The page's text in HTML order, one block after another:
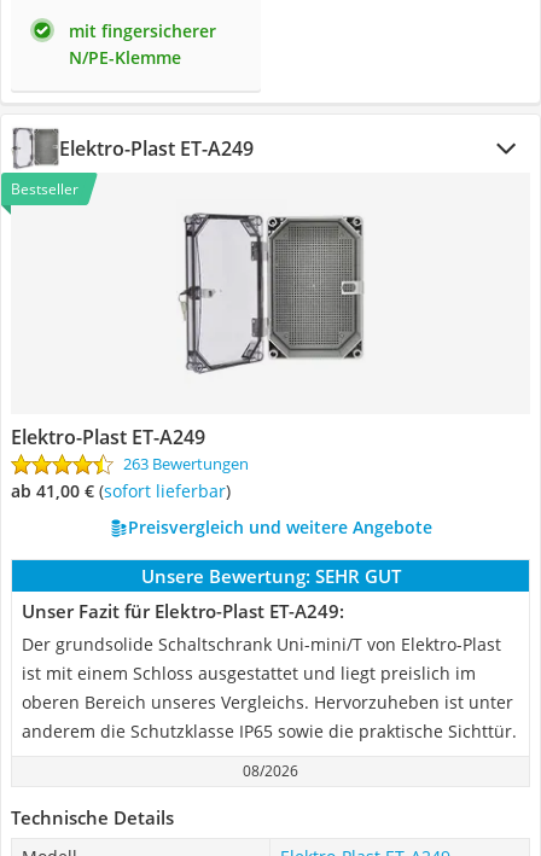
mit fingersicherer
N/PE-Klemme
Elektro-Plast ‎ET-A249
Bestseller
Elektro-Plast ‎ET-A249
263 Bewertungen
ab 41,00 € ( Sofort lieferbar)
Preisvergleich und weitere Angebote
Unsere Bewertung: SEHR GUT
Unser Fazit für Elektro-Plast ‎ET-A249:
Der grundsolide Schaltschrank Uni-mini/T von Elektro-Plast
ist mit einem Schloss ausgestattet und liegt preislich im
oberen Bereich unseres Vergleichs. Hervorzuheben ist unter
anderem die Schutzklasse IP65 sowie die praktische Sichttür.
08/2026
Technische Details